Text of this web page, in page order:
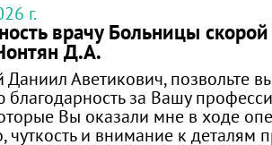
г.
врачу Больницы
Д.А.
Аветикович, позвольте
благодарность за Вашу
Вы оказали мне в ходе
чуткость и внимание к деталям